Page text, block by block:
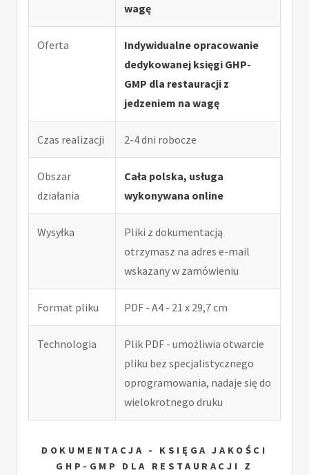
wagę
Oferta
Indywidualne opracowanie
dedykowanej księgi GHP-
GMP dla restauracji z
jedzeniem na wagę
Czas realizacji 2-4 dni robocze
Obszar
działania
Cała polska, usługa
wykonywana online
Wysyłka
Pliki z dokumentacją
otrzymasz na adres e-mail
wskazany w zamówieniu
Format pliku PDF - A4 - 21 x 29,7 cm
Technologia
Plik PDF - umożliwia otwarcie
pliku bez specjalistycznego
oprogramowania, nadaje się do
wielokrotnego druku
DOKUMENTACJA - KSIĘGA JAKOŚCI
GHP-GMP DLA RESTAURACJI Z